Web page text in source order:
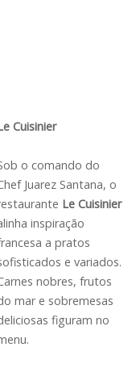
Cuisinier
o comando do
Juarez Santana, o
Le Cuisinier
inspiração
a pratos
e variados.
nobres, frutos
mar e sobremesas
figuram no